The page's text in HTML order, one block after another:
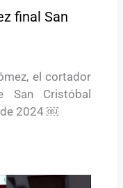
final San
el cortador
Cristóbal
de 2024 ￼